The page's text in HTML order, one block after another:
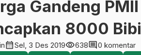
Gandeng
8000
calendar_monthSel, 3 Des 2019visibility638comment0 komentar